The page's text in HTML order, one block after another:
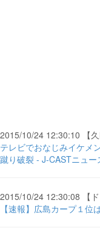
2015/10/24 12:30:10 【久
テレビでおなじみイケメ
蹴り破裂 - J-CASTニュー
2015/10/24 12:30:08 【ド
【速報】広島カープ１